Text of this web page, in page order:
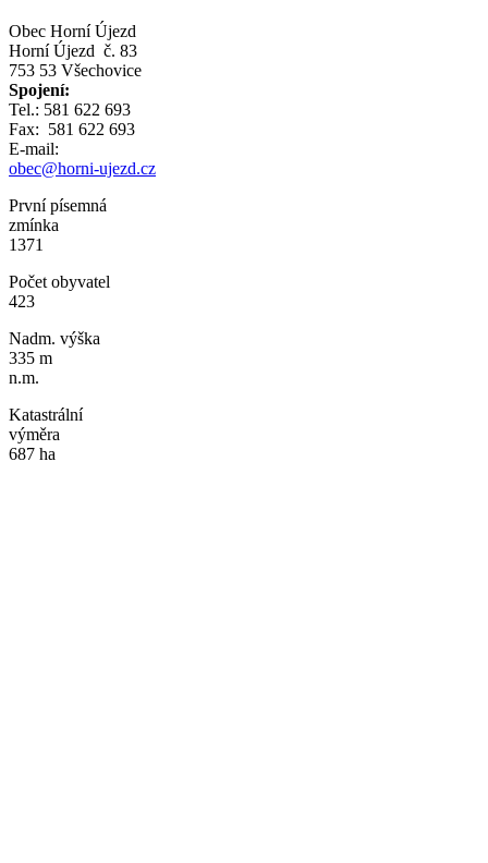
Obec Horní Újezd
Horní Újezd č. 83
753 53 Všechovice
Spojení:
Tel.: 581 622 693
Fax: 581 622 693
E-mail:
obec@horni-ujezd.cz
První písemná
zmínka
1371
Počet obyvatel
423
Nadm. výška
335 m
n.m.
Katastrální
výměra
687 ha